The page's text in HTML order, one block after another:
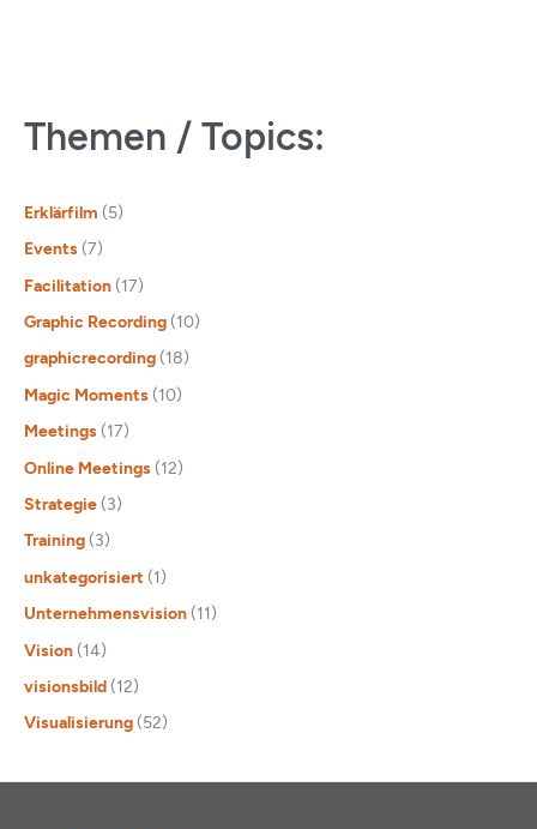
Themen / Topics:
Erklärfilm (5)
Events (7)
Facilitation (17)
Graphic Recording (10)
graphicrecording (18)
Magic Moments (10)
Meetings (17)
Online Meetings (12)
Strategie (3)
Training (3)
unkategorisiert (1)
Unternehmensvision (11)
Vision (14)
visionsbild (12)
Visualisierung (52)